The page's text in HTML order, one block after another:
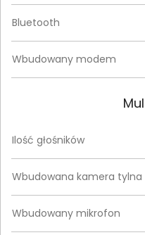
Bluetooth
Wbudowany modem
Ilość głośników
Wbudowana kamera tylna
Wbudowany mikrofon